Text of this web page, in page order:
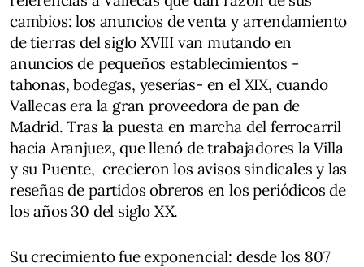
cambios: los anuncios de venta y arrendamiento
de tierras del siglo XVIII van mutando en
anuncios de pequeños establecimientos -
tahonas, bodegas, yeserías- en el XIX, cuando
Vallecas era la gran proveedora de pan de
Madrid. Tras la puesta en marcha del ferrocarril
hacia Aranjuez, que llenó de trabajadores la Villa
y su Puente, crecieron los avisos sindicales y las
reseñas de partidos obreros en los periódicos de
los años 30 del siglo XX.
Su crecimiento fue exponencial: desde los 807